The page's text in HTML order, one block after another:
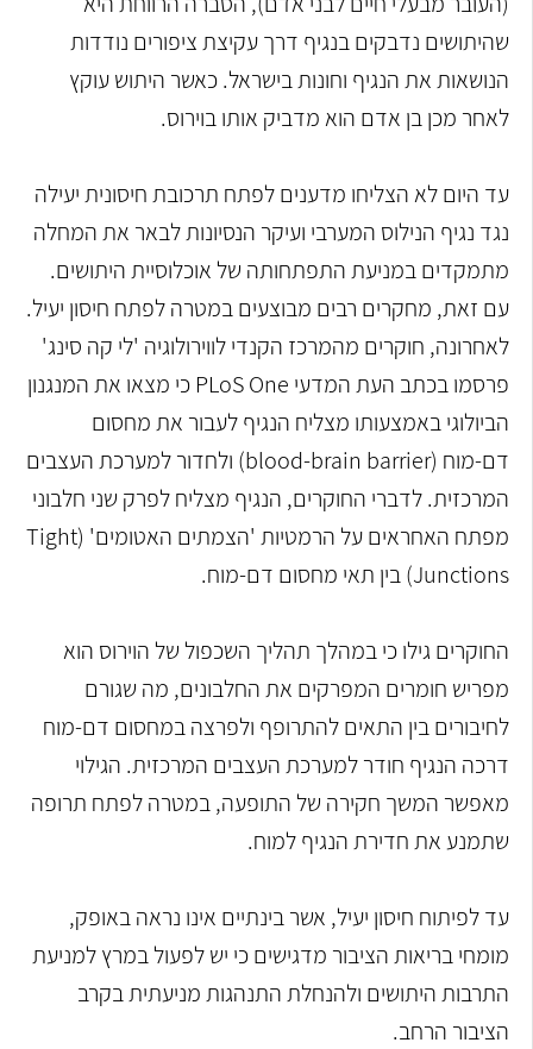
שהיתושים נדבקים בנגיף דרך עקיצת ציפורים נודדות
הנושאות את הנגיף וחונות בישראל. כאשר היתוש עוקץ
לאחר מכן בן אדם הוא מדביק אותו בוירוס.
עד היום לא הצליחו מדענים לפתח תרכובת חיסונית יעילה
נגד נגיף הנילוס המערבי ועיקר הנסיונות לבאר את המחלה
מתמקדים במניעת התפתחותה של אוכלוסיית היתושים.
עם זאת, מחקרים רבים מבוצעים במטרה לפתח חיסון יעיל.
לאחרונה, חוקרים מהמרכז הקנדי לווירולוגיה 'לי קה סינג'
פרסמו בכתב העת המדעי PLoS One כי מצאו את המנגנון
הביולוגי באמצעותו מצליח הנגיף לעבור את מחסום
דם-מוח (blood-brain barrier) ולחדור למערכת העצבים
המרכזית. לדברי החוקרים, הנגיף מצליח לפרק שני חלבוני
מפתח האחראים על הרמטיות 'הצמתים האטומים' (Tight
Junctions) בין תאי מחסום דם-מוח.
החוקרים גילו כי במהלך תהליך השכפול של הוירוס הוא
מפריש חומרים המפרקים את החלבונים, מה שגורם
לחיבורים בין התאים להתרופף ולפרצה במחסום דם-מוח
דרכה הנגיף חודר למערכת העצבים המרכזית. הגילוי
מאפשר המשך חקירה של התופעה, במטרה לפתח תרופה
שתמנע את חדירת הנגיף למוח.
עד לפיתוח חיסון יעיל, אשר בינתיים אינו נראה באופק,
מומחי בריאות הציבור מדגישים כי יש לפעול במרץ למניעת
התרבות היתושים ולהנחלת התנהגות מניעתית בקרב
הציבור הרחב.